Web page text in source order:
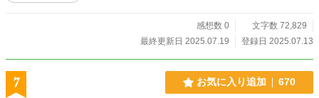
感想数 0
文字数 72,829
最終更新日 2025.07.19
登録日 2025.07.13
7 お気に入り追加 670